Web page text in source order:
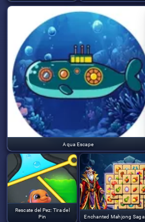
Aqua Escape
Rescate del Pez: Tira del
Pin
Enchanted Mahjong Saga